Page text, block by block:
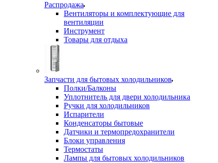
Распродажа
Вентиляторы и комплектующие для
вентиляции
Инструмент
Товары для отдыха
Запчасти для бытовых холодильников
Полки/Балконы
Уплотнитель для двери холодильника
Ручки для холодильников
Испарители
Конденсаторы бытовые
Датчики и термопредохранители
Блоки управления
Термостаты
Лампы для бытовых холодильников